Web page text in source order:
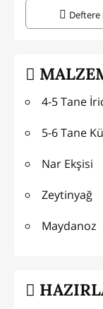
Deftere
4-5 Tane
5-6 Tane
Nar Ekşisi
Zeytinyağ
Maydanoz